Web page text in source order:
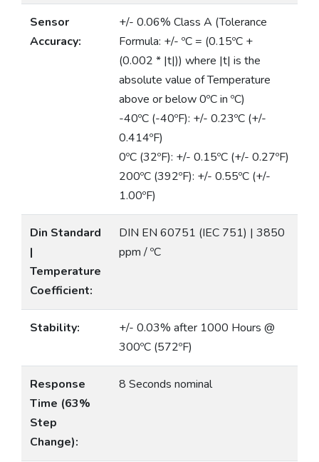
Sensor
Accuracy:
+/- 0.06% Class A (Tolerance
Formula: +/- ºC = (0.15ºC +
(0.002 * |t|)) where |t| is the
absolute value of Temperature
above or below 0ºC in ºC)
-40ºC (-40ºF): +/- 0.23ºC (+/-
0.414ºF)
0ºC (32ºF): +/- 0.15ºC (+/- 0.27ºF)
200ºC (392ºF): +/- 0.55ºC (+/-
1.00ºF)
Din Standard
|
Temperature
Coefficient:
DIN EN 60751 (IEC 751) | 3850
ppm / ºC
Stability:
+/- 0.03% after 1000 Hours @
300ºC (572ºF)
Response
Time (63%
Step
Change):
8 Seconds nominal